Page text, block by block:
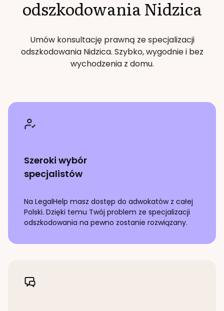
odszkodowaniaNidzica
Umów konsultację prawną ze specjalizacji
odszkodowaniaNidzica. Szybko, wygodnie i bez
wychodzenia z domu.
Szeroki wybór
specjalistów
Na LegalHelp masz dostęp do adwokatów z całej
Polski. Dzięki temu Twój problem ze specjalizacji
odszkodowania na pewno zostanie rozwiązany.